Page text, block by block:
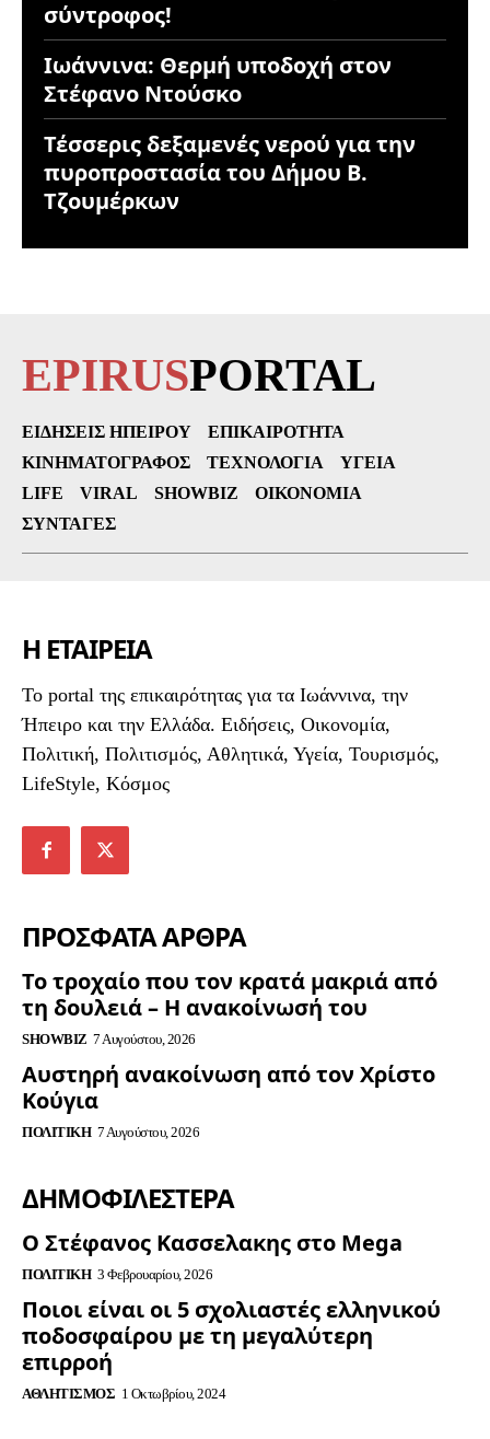
σύντροφος!
Ιωάννινα: Θερμή υποδοχή στον
Στέφανο Ντούσκο
Τέσσερις δεξαμενές νερού για την
πυροπροστασία του Δήμου Β.
Τζουμέρκων
EPIRUSPORTAL
ΕΙΔΉΣΕΙΣ ΗΠΕΊΡΟΥ
ΕΠΙΚΑΙΡΌΤΗΤΑ
ΚΙΝΗΜΑΤΟΓΡΆΦΟΣ
ΤΕΧΝΟΛΟΓΊΑ
ΥΓΕΊΑ
LIFE
VIRAL SHOWBIZ
ΟΙΚΟΝΟΜΊΑ
ΣΥΝΤΑΓΈΣ
Η ΕΤΑΙΡΕΙΑ
To portal της επικαιρότητας για τα Ιωάννινα, την
Ήπειρο και την Ελλάδα. Ειδήσεις, Οικονομία,
Πολιτική, Πολιτισμός, Αθλητικά, Υγεία, Τουρισμός,
LifeStyle, Κόσμος
ΠΡΟΣΦΑΤΑ ΑΡΘΡΑ
Το τροχαίο που τον κρατά μακριά από
τη δουλειά – Η ανακοίνωσή του
SHOWBIZ 7 Αυγούστου, 2026
Αυστηρή ανακοίνωση από τον Χρίστο
Κούγια
ΠΟΛΙΤΙΚΉ 7 Αυγούστου, 2026
ΔΗΜΟΦΙΛΈΣΤΕΡΑ
Ο Στέφανος Κασσελακης στο Mega
ΠΟΛΙΤΙΚΉ 3 Φεβρουαρίου, 2026
Ποιοι είναι οι 5 σχολιαστές ελληνικού
ποδοσφαίρου με τη μεγαλύτερη
επιρροή
ΑΘΛΗΤΙΣΜΌΣ 1 Οκτωβρίου, 2024